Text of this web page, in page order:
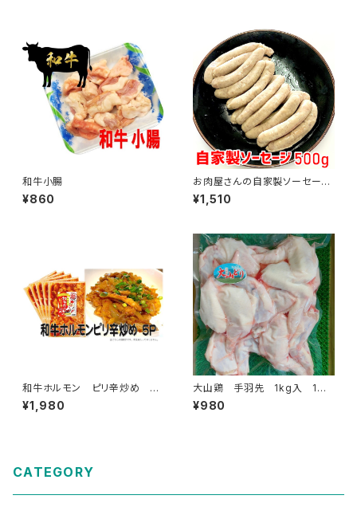
和牛小腸
¥860
お肉屋さんの自家製ソーセージ
500g
¥1,510
和牛ホルモン ピリ辛炒め 5Ｐ
セット （1袋 約200ｇ）
¥1,980
大山鶏 手羽先 1kg入 1
袋 約17本～19本入
¥980
CATEGORY